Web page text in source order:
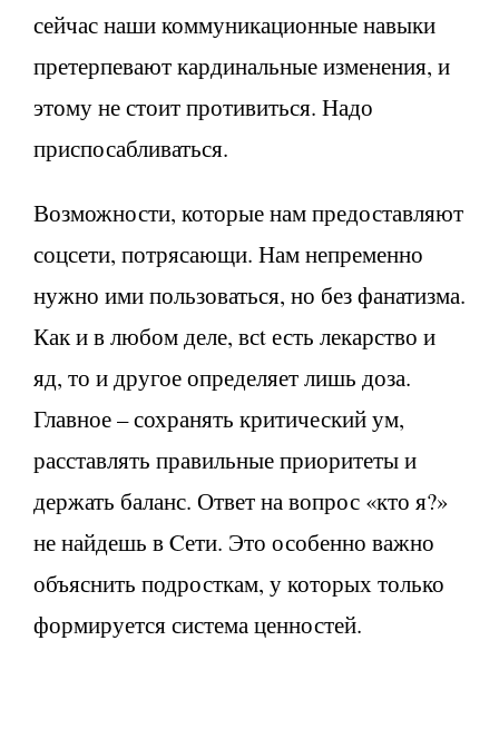
сейчас наши коммуникационные навыки
претерпевают кардинальные изменения, и
этому не стоит противиться. Надо
приспосабливаться.
Возможности, которые нам предоставляют
соцсети, потрясающи. Нам непременно
нужно ими пользоваться, но без фанатизма.
Как и в любом деле, всt есть лекарство и
яд, то и другое определяет лишь доза.
Главное – сохранять критический ум,
расставлять правильные приоритеты и
держать баланс. Ответ на вопрос «кто я?»
не найдешь в Cети. Это особенно важно
объяснить подросткам, у которых только
формируется система ценностей.